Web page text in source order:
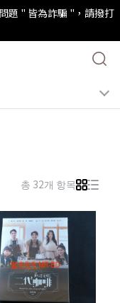
" 皆為詐騙 "，請撥打
총 32개 항목